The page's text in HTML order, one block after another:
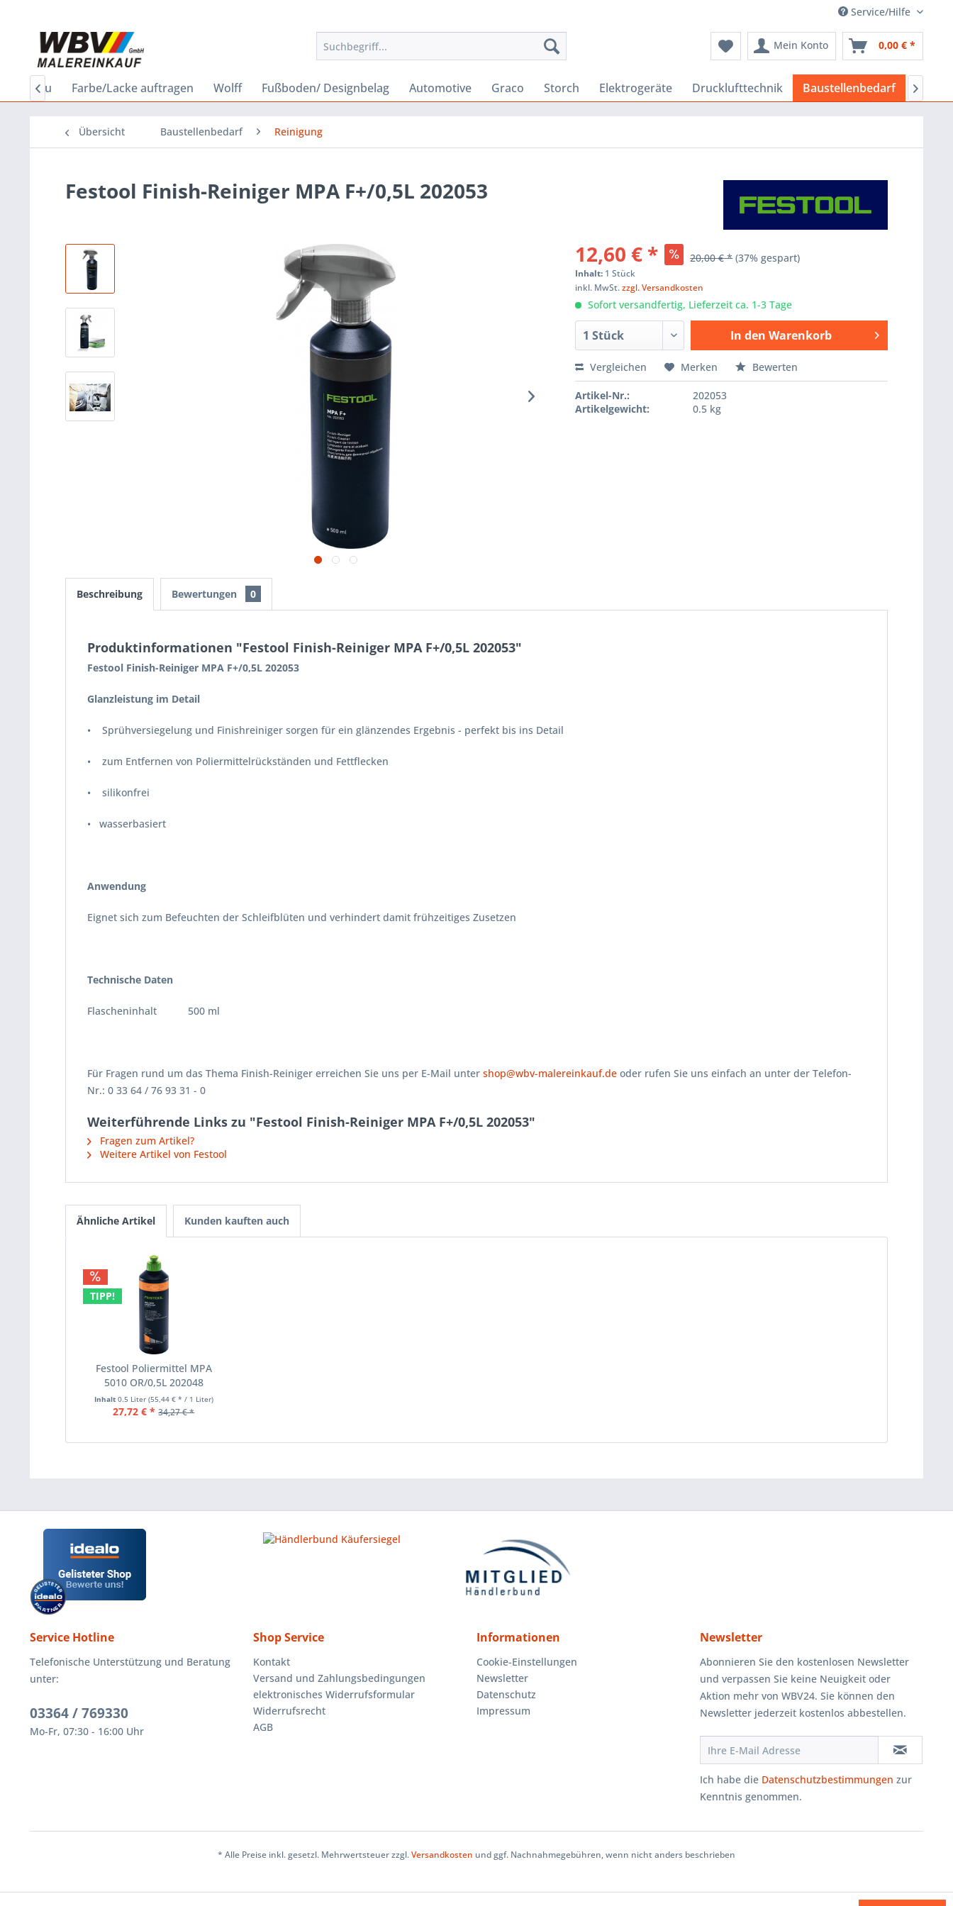
Service/Hilfe
Mein Konto 0,00 € *
Holzbau Farbe/Lacke auftragen Wolff Fußboden/ Designbelag Automotive Graco Storch Elektrogeräte Drucklufttechnik Baustellenbedarf
 
Übersicht Baustellenbedarf Reinigung
Festool Finish-Reiniger MPA F+/0,5L 202053
12,60 € * 20,00 € * (37% gespart)
Inhalt: 1 Stück
inkl. MwSt.zzgl. Versandkosten
Sofort versandfertig, Lieferzeit ca. 1-3 Tage
In den Warenkorb
Hinzugefügt
Vergleichen Merken Bewerten
Artikel-Nr.:
202053
Artikelgewicht:
0.5 kg
Beschreibung Bewertungen 0
Produktinformationen "Festool Finish-Reiniger MPA F+/0,5L 202053"
Festool Finish-Reiniger MPA F+/0,5L 202053
Glanzleistung im Detail
• Sprühversiegelung und Finishreiniger sorgen für ein glänzendes Ergebnis - perfekt bis ins Detail
• zum Entfernen von Poliermittelrückständen und Fettflecken
• silikonfrei
• wasserbasiert
Anwendung
Eignet sich zum Befeuchten der Schleifblüten und verhindert damit frühzeitiges Zusetzen
Technische Daten
Flascheninhalt 500 ml
Für Fragen rund um das Thema Finish-Reiniger erreichen Sie uns per E-Mail unter shop@wbv-malereinkauf.de oder rufen Sie uns einfach an unter der Telefon-
Nr.: 0 33 64 / 76 93 31 - 0
Weiterführende Links zu "Festool Finish-Reiniger MPA F+/0,5L 202053"
Fragen zum Artikel?
Weitere Artikel von Festool
Ähnliche Artikel Kunden kauften auch
TIPP!
Festool Poliermittel MPA
5010 OR/0,5L 202048
Inhalt 0.5 Liter (55,44 € * / 1 Liter)
27,72 € * 34,27 € *
Service Hotline
Telefonische Unterstützung und Beratung
unter:
03364 / 769330
Mo-Fr, 07:30 - 16:00 Uhr
Shop Service
Kontakt
Versand und Zahlungsbedingungen
elektronisches Widerrufsformular
Widerrufsrecht
AGB
Informationen
Cookie-Einstellungen
Newsletter
Datenschutz
Impressum
Newsletter
Abonnieren Sie den kostenlosen Newsletter
und verpassen Sie keine Neuigkeit oder
Aktion mehr von WBV24. Sie können den
Newsletter jederzeit kostenlos abbestellen.
Ich habe die Datenschutzbestimmungen zur
Kenntnis genommen.
* Alle Preise inkl. gesetzl. Mehrwertsteuer zzgl.Versandkosten und ggf. Nachnahmegebühren, wenn nicht anders beschrieben